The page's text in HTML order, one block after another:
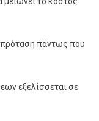
πρόταση πάντως που
εξελίσσεται σε